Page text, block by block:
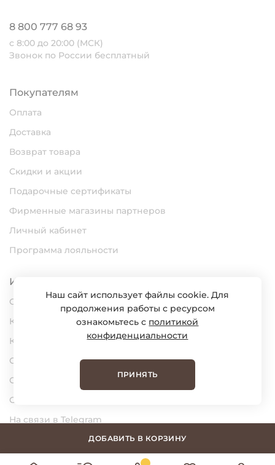
ДОБАВИТЬ В КОРЗИНУ
8 800 777 68 93
с 8:00 до 20:00 (МСК)
Звонок по России бесплатный
Покупателям
Оплата
Доставка
Возврат товара
Скидки и акции
Подарочные сертификаты
Фирменные магазины партнеров
Личный кабинет
Программа лояльности
Информация
О нас
Карьера
Контакты
Статьи
Сертификаты
Обратная связь
На связи в Telegram
Наш сайт использует файлы cookie. Для
продолжения работы с ресурсом
ознакомьтесь с политикой
конфиденциальности
ПРИНЯТЬ